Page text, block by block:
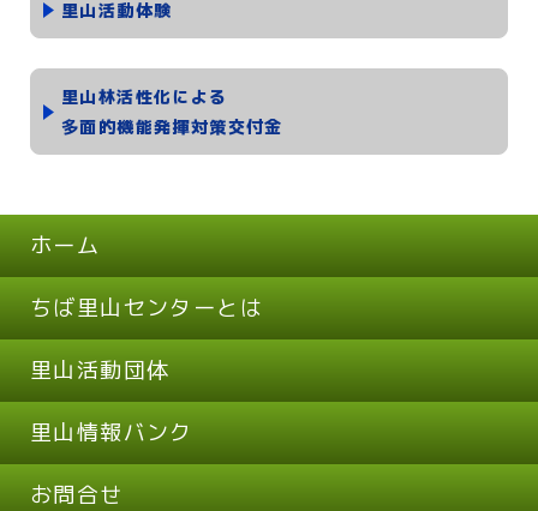
里山活動体験
里山林活性化による
多面的機能発揮対策交付金
ホーム
ちば里山センターとは
里山活動団体
里山情報バンク
お問合せ